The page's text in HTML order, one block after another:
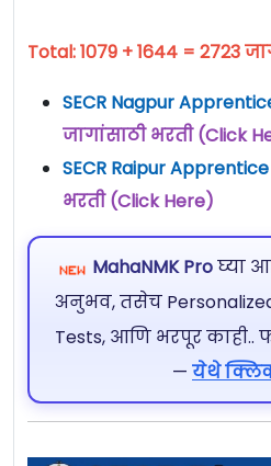
Total: 1079 + 1644 = 2723
SECR Nagpur
जागांसाठी भरती (Click
SECR Raipur
भरती (Click Here)
MahaNMK Proघ्या
अनुभव, तसेच
Tests, आणि भरपूर काही..
— येथे